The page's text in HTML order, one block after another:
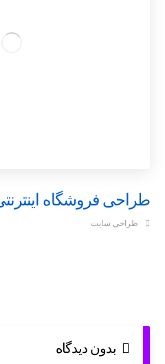
طراحی فروشگاه
طراحی سایت
بدون دیدگاه